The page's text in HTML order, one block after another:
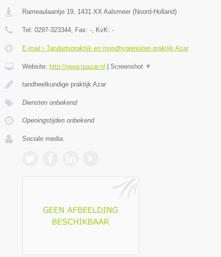
Rameaulaantje 19 1431 XX Aalsmeer (Noord-Holland)
Tel: 0297-323344 , Fax: - , KvK: -
E-mail › Tandartspraktijk en mondhygienisten praktijk Azar
Website: http://www.tpazar.nl Screenshot ▼
tandheelkundige praktijk Azar
Diensten onbekend
Openingstijden onbekend
Sociale media: